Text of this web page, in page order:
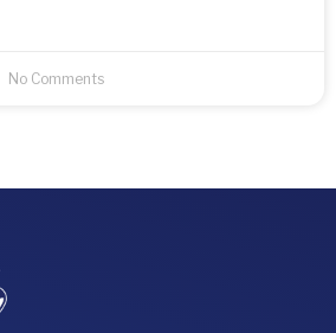
No Comments